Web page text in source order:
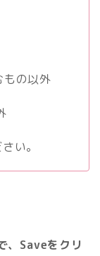
の以外
い。
、Saveをクリ